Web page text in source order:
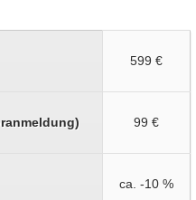
599 €
99 €
ca. -10 %